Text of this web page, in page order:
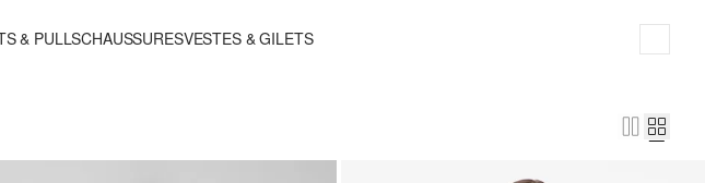
& PULLSCHAUSSURESVESTES & GILETS